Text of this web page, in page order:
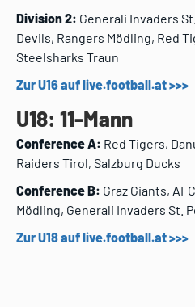
Division 2: Generali Invaders
Devils, Rangers Mödling, Red
Steelsharks Traun
Zur U16 auf live.football.at >>>
U18: 11-Mann
Conference A: Red Tigers,
Raiders Tirol, Salzburg Ducks
Conference B: Graz Giants,
Mödling, Generali Invaders St.
Zur U18 auf live.football.at >>>